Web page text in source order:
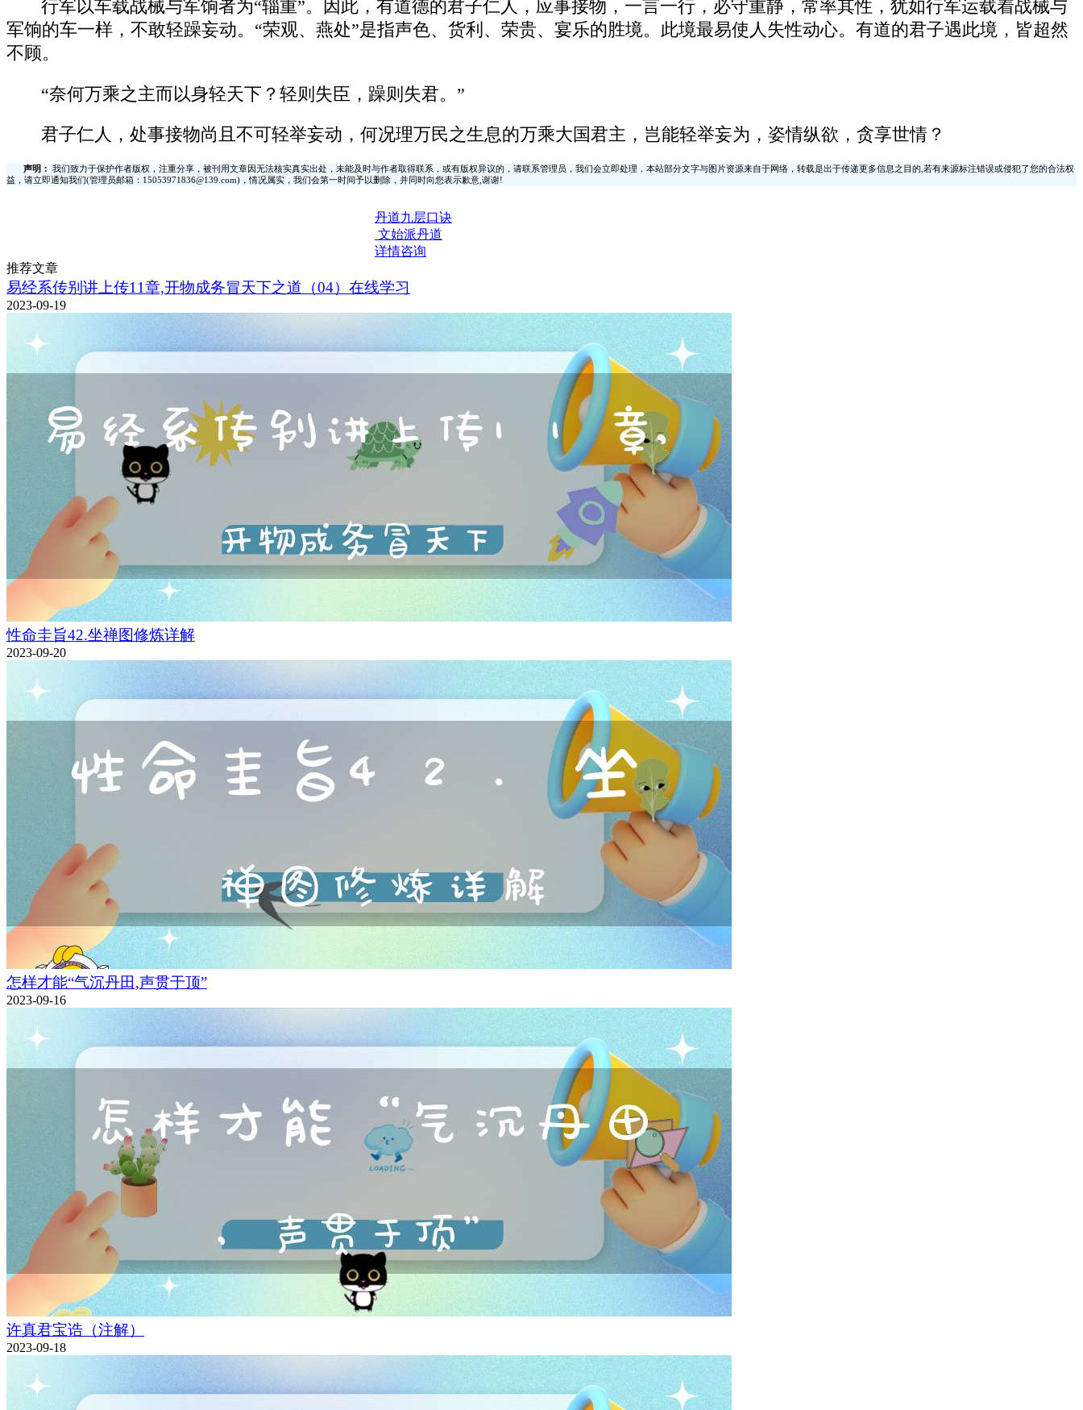
行军以车载战械与军饷者为“辎重”。因此，有道德的君子仁人，应事接物，一言一行，必守重静，常率其性，犹如行军运载着战械与
军饷的车一样，不敢轻躁妄动。“荣观、燕处”是指声色、货利、荣贵、宴乐的胜境。此境最易使人失性动心。有道的君子遇此境，皆超然
不顾。
“奈何万乘之主而以身轻天下？轻则失臣，躁则失君。”
君子仁人，处事接物尚且不可轻举妄动，何况理万民之生息的万乘大国君主，岂能轻举妄为，姿情纵欲，贪享世情？
声明：
我们致力于保护作者版权，注重分享，被刊用文章因无法核实真实出处，未能及时与作者取得联系，或有版权异议的，请联系管理员，我们会立即处理，本站部分文字与图片资源来自于网络，转载是出于传递更多信息之目的,若有来源标注错误或侵犯了您的合法权
益，请立即通知我们(管理员邮箱：15053971836@139.com)，情况属实，我们会第一时间予以删除，并同时向您表示歉意,谢谢!
丹道九层口诀
文始派丹道
详情咨询
推荐文章
易经系传别讲上传11章,开物成务冒天下之道（04）在线学习
2023-09-19
性命圭旨42.坐禅图修炼详解
2023-09-20
怎样才能“气沉丹田,声贯于顶”
2023-09-16
许真君宝诰（注解）
2023-09-18